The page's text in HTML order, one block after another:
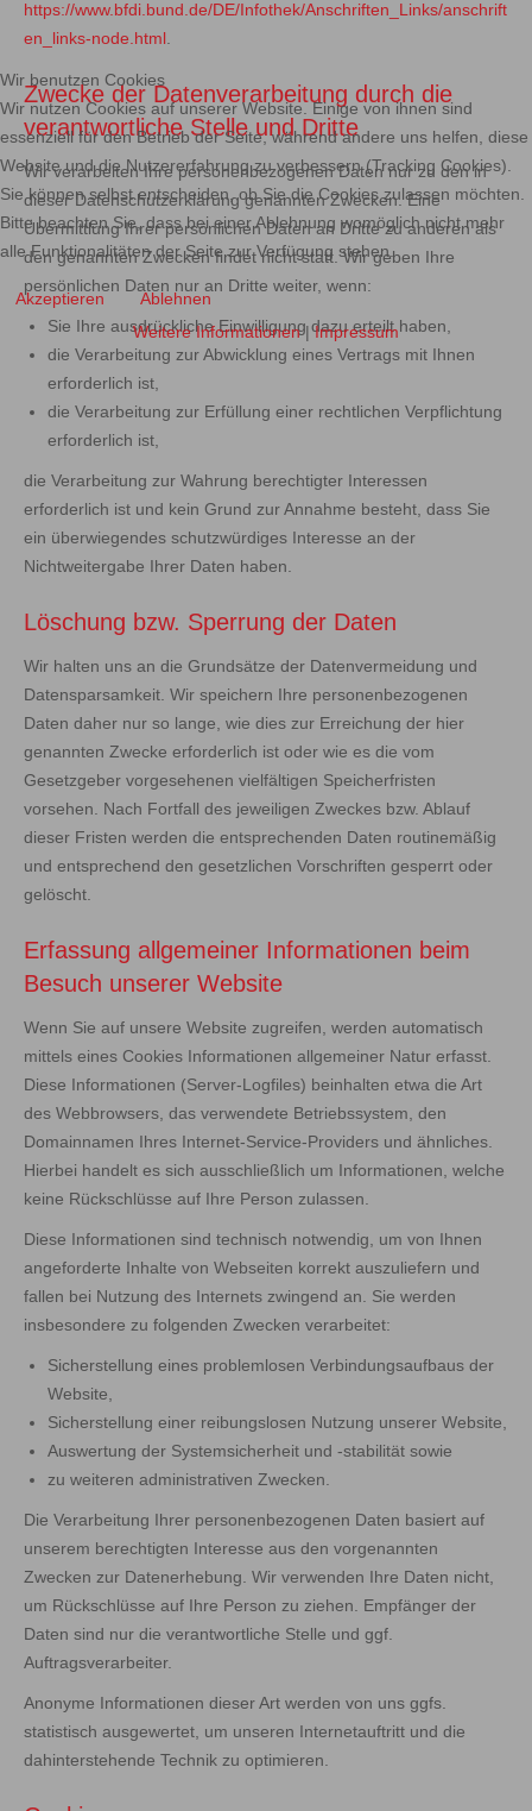
https://www.bfdi.bund.de/DE/Infothek/Anschriften_Links/anschrift
en_links-node.html .
Zwecke der Datenverarbeitung durch die
verantwortliche Stelle und Dritte
Wir verarbeiten Ihre personenbezogenen Daten nur zu den in
dieser Datenschutzerklärung genannten Zwecken. Eine
Übermittlung Ihrer persönlichen Daten an Dritte zu anderen als
den genannten Zwecken findet nicht statt. Wir geben Ihre
persönlichen Daten nur an Dritte weiter, wenn:
Sie Ihre ausdrückliche Einwilligung dazu erteilt haben,
die Verarbeitung zur Abwicklung eines Vertrags mit Ihnen
erforderlich ist,
die Verarbeitung zur Erfüllung einer rechtlichen Verpflichtung
erforderlich ist,
die Verarbeitung zur Wahrung berechtigter Interessen
erforderlich ist und kein Grund zur Annahme besteht, dass Sie
ein überwiegendes schutzwürdiges Interesse an der
Nichtweitergabe Ihrer Daten haben.
Löschung bzw. Sperrung der Daten
Wir halten uns an die Grundsätze der Datenvermeidung und
Datensparsamkeit. Wir speichern Ihre personenbezogenen
Daten daher nur so lange, wie dies zur Erreichung der hier
genannten Zwecke erforderlich ist oder wie es die vom
Gesetzgeber vorgesehenen vielfältigen Speicherfristen
vorsehen. Nach Fortfall des jeweiligen Zweckes bzw. Ablauf
dieser Fristen werden die entsprechenden Daten routinemäßig
und entsprechend den gesetzlichen Vorschriften gesperrt oder
gelöscht.
Erfassung allgemeiner Informationen beim
Besuch unserer Website
Wenn Sie auf unsere Website zugreifen, werden automatisch
mittels eines Cookies Informationen allgemeiner Natur erfasst.
Diese Informationen (Server-Logfiles) beinhalten etwa die Art
des Webbrowsers, das verwendete Betriebssystem, den
Domainnamen Ihres Internet-Service-Providers und ähnliches.
Hierbei handelt es sich ausschließlich um Informationen, welche
keine Rückschlüsse auf Ihre Person zulassen.
Diese Informationen sind technisch notwendig, um von Ihnen
angeforderte Inhalte von Webseiten korrekt auszuliefern und
fallen bei Nutzung des Internets zwingend an. Sie werden
insbesondere zu folgenden Zwecken verarbeitet:
Sicherstellung eines problemlosen Verbindungsaufbaus der
Website,
Sicherstellung einer reibungslosen Nutzung unserer Website,
Auswertung der Systemsicherheit und -stabilität sowie
zu weiteren administrativen Zwecken.
Die Verarbeitung Ihrer personenbezogenen Daten basiert auf
unserem berechtigten Interesse aus den vorgenannten
Zwecken zur Datenerhebung. Wir verwenden Ihre Daten nicht,
um Rückschlüsse auf Ihre Person zu ziehen. Empfänger der
Daten sind nur die verantwortliche Stelle und ggf.
Auftragsverarbeiter.
Anonyme Informationen dieser Art werden von uns ggfs.
statistisch ausgewertet, um unseren Internetauftritt und die
dahinterstehende Technik zu optimieren.
Wir benutzen Cookies
Wir nutzen Cookies auf unserer Website. Einige von ihnen sind
essenziell für den Betrieb der Seite, während andere uns helfen, diese
Website und die Nutzererfahrung zu verbessern (Tracking Cookies).
Sie können selbst entscheiden, ob Sie die Cookies zulassen möchten.
Bitte beachten Sie, dass bei einer Ablehnung womöglich nicht mehr
alle Funktionalitäten der Seite zur Verfügung stehen.
Akzeptieren Ablehnen
Weitere Informationen|Impressum